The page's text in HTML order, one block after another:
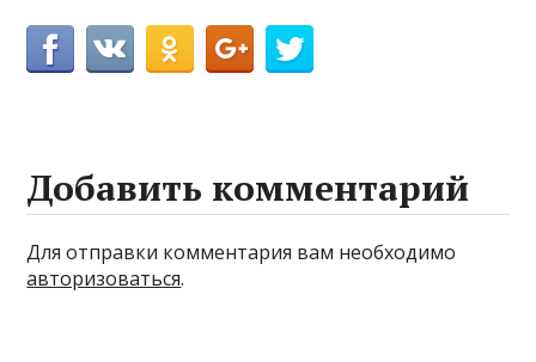
Добавить комментарий
Для отправки комментария вам необходимо
авторизоваться.